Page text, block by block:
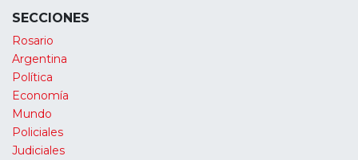
SECCIONES
Rosario
Argentina
Política
Economía
Mundo
Policiales
Judiciales